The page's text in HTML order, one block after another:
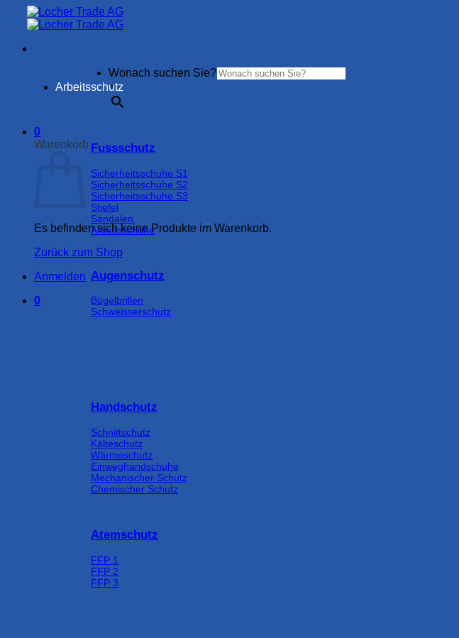
Inhalt
Wonach suchen Sie?
×
0
Warenkorb
Es befinden sich keine Produkte im Warenkorb.
Zurück zum Shop
Anmelden
0
Arbeitsschutz
Fussschutz
Sicherheitsschuhe S1
Sicherheitsschuhe S2
Sicherheitsschuhe S3
Stiefel
Sandalen
Arbeitsschuhe
Augenschutz
Bügelbrillen
Schweisserschutz
Handschutz
Schnittschutz
Kälteschutz
Wärmeschutz
Einweghandschuhe
Mechanischer Schutz
Chemischer Schutz
Atemschutz
FFP 1
FFP 2
FFP 3